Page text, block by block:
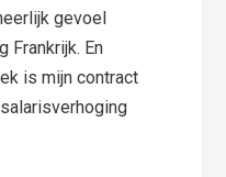
gevoel
Frankrijk. En
is mijn contract